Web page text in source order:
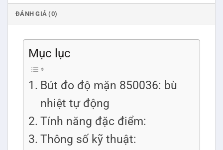
ĐÁNH GIÁ (0)
Mục lục
Bút đo độ mặn 850036: bù
nhiệt tự động
Tính năng đặc điểm:
Thông số kỹ thuật: